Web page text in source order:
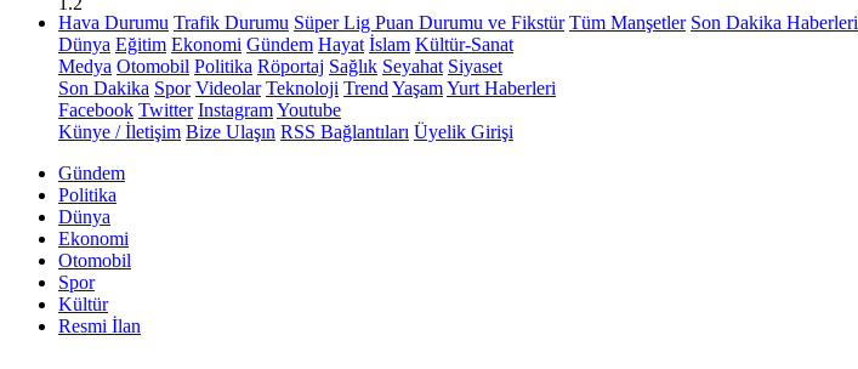
Hava Durumu Trafik Durumu Süper Lig Puan Durumu ve Fikstür Tüm Manşetler Son Dakika Haberleri
Dünya Eğitim Ekonomi Gündem Hayat İslam Kültür-Sanat
Medya Otomobil Politika Röportaj Sağlık Seyahat Siyaset
Son Dakika Spor Videolar Teknoloji Trend YaşamYurt Haberleri
Facebook Twitter InstagramYoutube
Künye / İletişim Bize Ulaşın RSS Bağlantıları Üyelik Girişi
Gündem
Politika
Dünya
Ekonomi
Otomobil
Spor
Kültür
Resmi İlan